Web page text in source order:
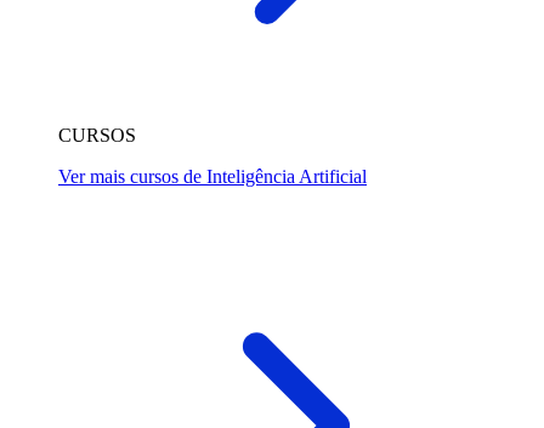
CURSOS
Ver mais cursos de Inteligência Artificial